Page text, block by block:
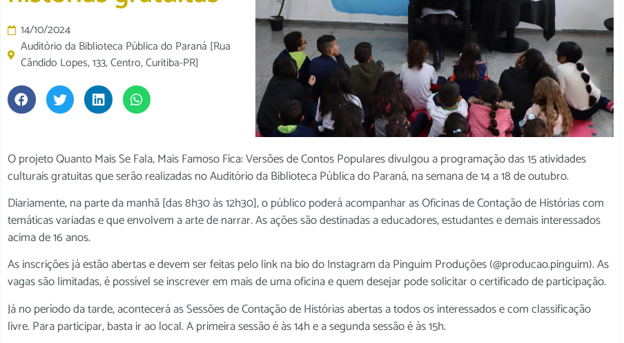
14/10/2024
Auditório da Biblioteca Pública do Paraná [Rua
Cândido Lopes, 133, Centro, Curitiba-PR]
O projeto Quanto Mais Se Fala, Mais Famoso Fica: Versões de Contos Populares divulgou a programação das 15 atividades
culturais gratuitas que serão realizadas no Auditório da Biblioteca Pública do Paraná, na semana de 14 a 18 de outubro.
Diariamente, na parte da manhã [das 8h30 às 12h30], o público poderá acompanhar as Oficinas de Contação de Histórias com
temáticas variadas e que envolvem a arte de narrar. As ações são destinadas a educadores, estudantes e demais interessados
acima de 16 anos.
As inscrições já estão abertas e devem ser feitas pelo link na bio do Instagram da Pinguim Produções (@producao.pinguim). As
vagas são limitadas, é possível se inscrever em mais de uma oficina e quem desejar pode solicitar o certificado de participação.
Já no período da tarde, acontecerá as Sessões de Contação de Histórias abertas a todos os interessados e com classificação
livre. Para participar, basta ir ao local. A primeira sessão é às 14h e a segunda sessão é às 15h.